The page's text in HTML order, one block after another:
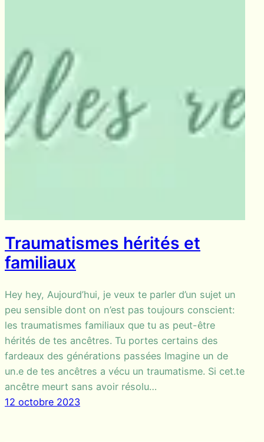
Traumatismes hérités et
familiaux
Hey hey, Aujourd’hui, je veux te parler d’un sujet un
peu sensible dont on n’est pas toujours conscient:
les traumatismes familiaux que tu as peut-être
hérités de tes ancêtres. Tu portes certains des
fardeaux des générations passées Imagine un de
un.e de tes ancêtres a vécu un traumatisme. Si cet.te
ancêtre meurt sans avoir résolu…
12 octobre 2023